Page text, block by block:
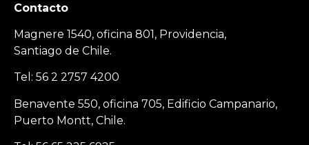
Contacto
Magnere 1540, oficina 801, Providencia,
Santiago de Chile.
Tel: 56 2 2757 4200
Benavente 550, oficina 705, Edificio Campanario,
Puerto Montt, Chile.